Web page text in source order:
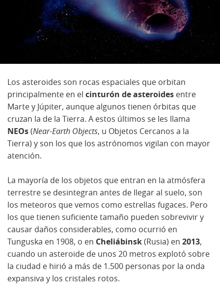
Los asteroides son rocas espaciales que orbitan
principalmente en el cinturón de asteroides entre
Marte y Júpiter, aunque algunos tienen órbitas que
cruzan la de la Tierra. A estos últimos se les llama
NEOs(Near-Earth Objects, u Objetos Cercanos a la
Tierra) y son los que los astrónomos vigilan con mayor
atención.
La mayoría de los objetos que entran en la atmósfera
terrestre se desintegran antes de llegar al suelo, son
los meteoros que vemos como estrellas fugaces. Pero
los que tienen suficiente tamaño pueden sobrevivir y
causar daños considerables, como ocurrió en
Tunguska en 1908, o en Cheliábinsk(Rusia) en 2013,
cuando un asteroide de unos 20 metros explotó sobre
la ciudad e hirió a más de 1.500 personas por la onda
expansiva y los cristales rotos.